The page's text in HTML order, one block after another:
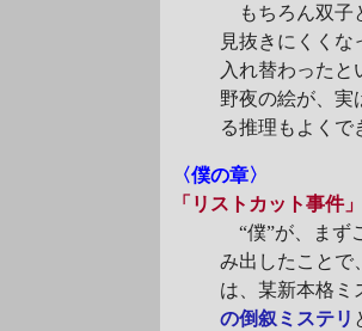
もちろん双子
見抜きにくく
入れ替わった
野夜の絵が、実
る推理もよくで
〈僕の章〉
「リストカット事件」
“僕”が、まず
み出したことで、
は、某新本格ミ
の倒叙ミステリ